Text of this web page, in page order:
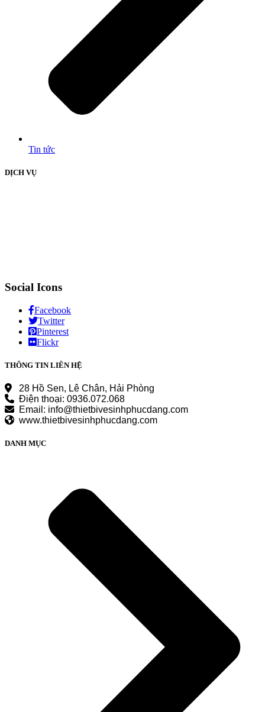
Tin tức
DỊCH VỤ
Social Icons
Facebook
Twitter
Pinterest
Flickr
THÔNG TIN LIÊN HỆ
28 Hồ Sen, Lê Chân, Hải Phòng
Điện thoại: 0936.072.068
Email: info@thietbivesinhphucdang.com
www.thietbivesinhphucdang.com
DANH MỤC